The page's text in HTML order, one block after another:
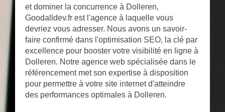
et dominer la concurrence à Dolleren,
Goodalldev.fr est l'agence à laquelle vous
devriez vous adresser. Nous avons un savoir-
faire confirmé dans l'optimisation SEO, la clé par
excellence pour booster votre visibilité en ligne à
Dolleren. Notre agence web spécialisée dans le
référencement met son expertise à disposition
pour permettre à votre site internet d'atteindre
des performances optimales à Dolleren.